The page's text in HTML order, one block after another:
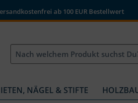
ab 100 EUR Bestellwert
NÄGEL & STIFTE